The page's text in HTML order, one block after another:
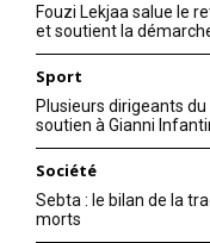
Fouzi Lekjaa salue le
et soutient la
Sport
Plusieurs dirigeants
soutien à Gianni
Société
Sebta : le bilan de la
morts